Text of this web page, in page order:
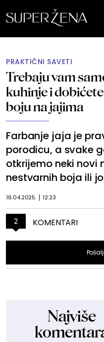
PRAKTIČNI SAVETI
Trebaju vam
kuhinje i
boju na jajima
Farbanje jaja je
porodicu, a svake
otkrijemo neki novi
nestvarnih boja ili
16.04.2025. 12:23
2 KOMENTARI
Najviše